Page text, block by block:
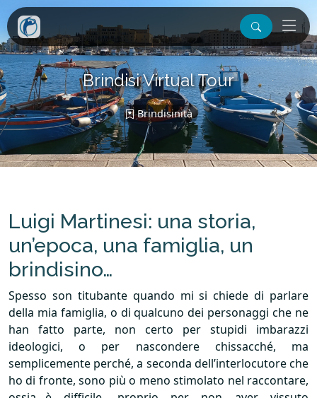
Brindisi Virtual Tour
Brindisinità
Luigi Martinesi: una storia,
un’epoca, una famiglia, un
brindisino…
Spesso son titubante quando mi si chiede di parlare
della mia famiglia, o di qualcuno dei personaggi che ne
han fatto parte, non certo per stupidi imbarazzi
ideologici, o per nascondere chissacché, ma
semplicemente perché, a seconda dell’interlocutore che
ho di fronte, sono più o meno stimolato nel raccontare,